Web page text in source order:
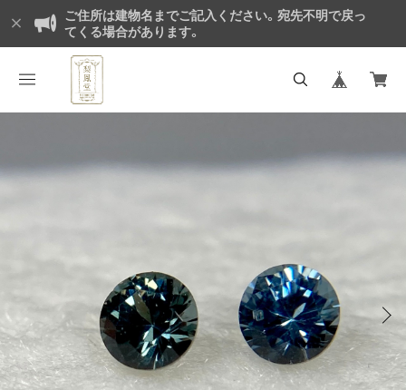
ご住所は建物名までご記入ください。宛先不明で戻っ
てくる場合があります。